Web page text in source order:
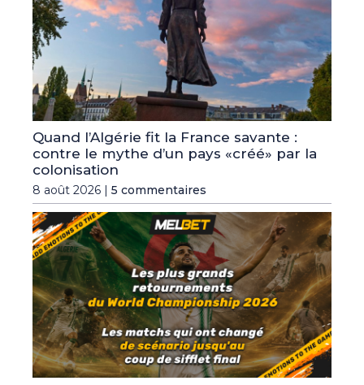
Quand l’Algérie fit la France savante :
contre le mythe d’un pays «créé» par la
colonisation
8 août 2026 | 5 commentaires